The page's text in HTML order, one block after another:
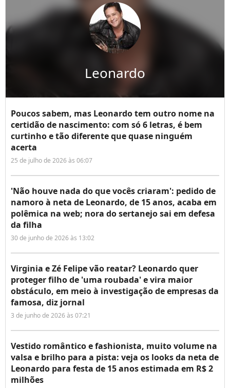
Leonardo
Poucos sabem, mas Leonardo tem outro nome na
certidão de nascimento: com só 6 letras, é bem
curtinho e tão diferente que quase ninguém
acerta
25 de julho de 2026 às 06:07
'Não houve nada do que vocês criaram': pedido de
namoro à neta de Leonardo, de 15 anos, acaba em
polêmica na web; nora do sertanejo sai em defesa
da filha
30 de junho de 2026 às 13:02
Virginia e Zé Felipe vão reatar? Leonardo quer
proteger filho de 'uma roubada' e vira maior
obstáculo, em meio à investigação de empresas da
famosa, diz jornal
3 de junho de 2026 às 07:21
Vestido romântico e fashionista, muito volume na
valsa e brilho para a pista: veja os looks da neta de
Leonardo para festa de 15 anos estimada em R$ 2
milhões